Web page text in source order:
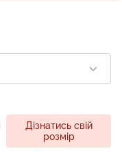
Дізнатись свій
розмір